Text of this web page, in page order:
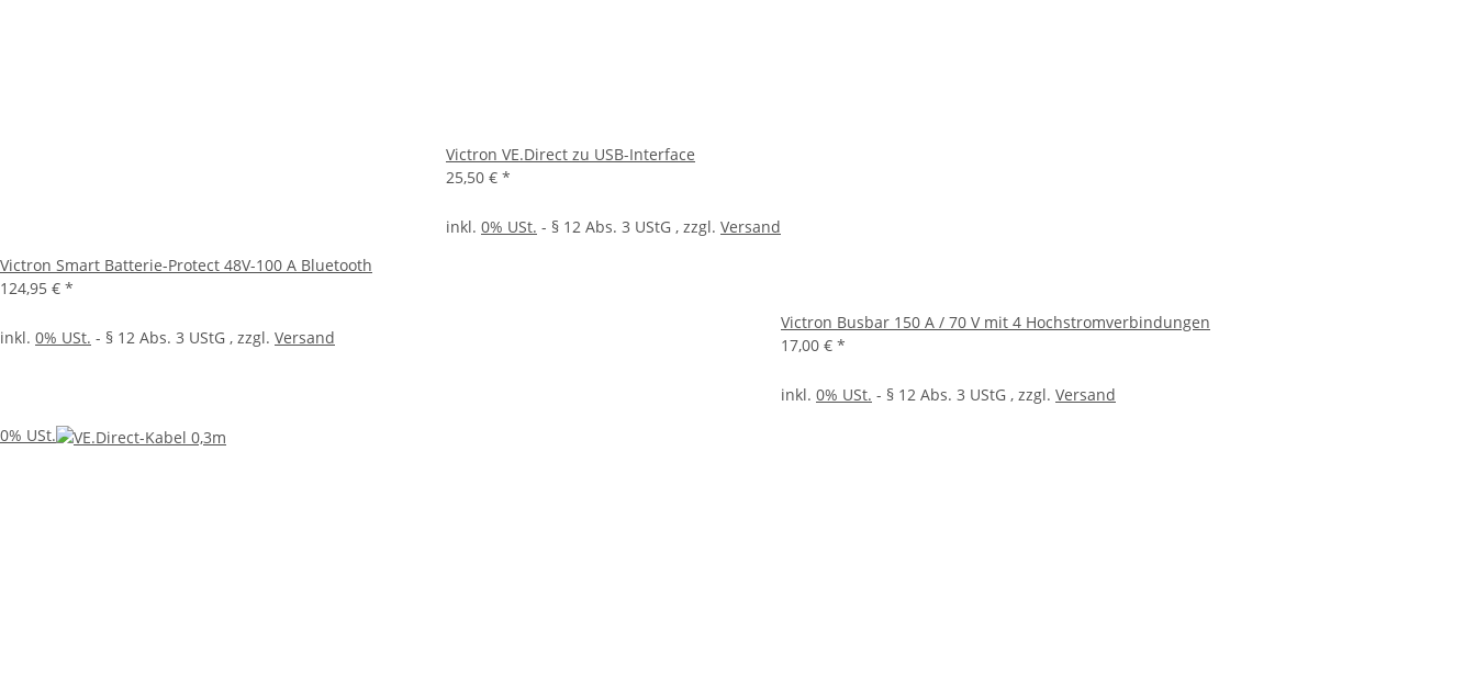
Victron Smart Batterie-Protect 48V-100 A Bluetooth
124,95 € *
inkl. 0% USt. - § 12 Abs. 3 UStG , zzgl. Versand
Victron VE.Direct zu USB-Interface
25,50 € *
inkl. 0% USt. - § 12 Abs. 3 UStG , zzgl. Versand
Victron Busbar 150 A / 70 V mit 4 Hochstromverbindungen
17,00 € *
inkl. 0% USt. - § 12 Abs. 3 UStG , zzgl. Versand
0% USt.